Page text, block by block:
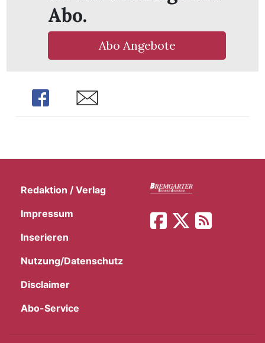
Abo.
Abo Angebote
Share Share
Redaktion / Verlag
Impressum
Inserieren
Nutzung/Datenschutz
Disclaimer
Abo-Service